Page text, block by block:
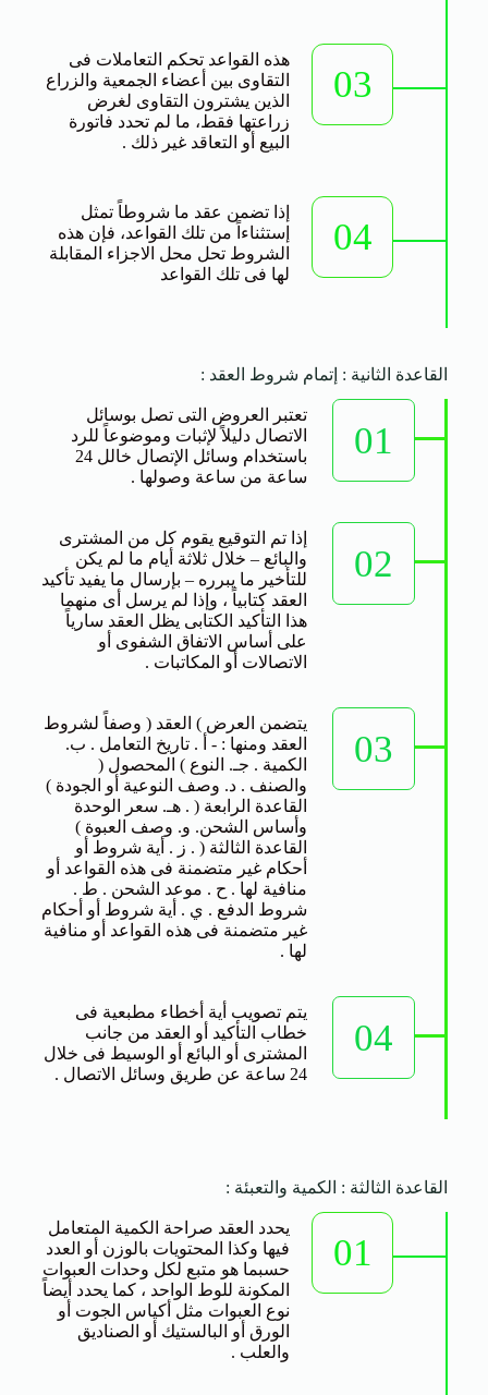
القاعدة الثانية : إتمام شروط العقد :
01
تعتبر العروض التى تصل بوسائل
الاتصال دليلاً لإثبات وموضوعاً للرد
باستخدام وسائل الإتصال خالل 24
ساعة من ساعة وصولها .
02
إذا تم التوقيع يقوم كل من المشترى
والبائع – خلال ثلاثة أيام ما لم يكن
للتأخير ما يبرره – بإرسال ما يفيد تأكيد
العقد كتابياً ، وإذا لم يرسل أى منهما
هذا التأكيد الكتابى يظل العقد سارياً
على أساس الاتفاق الشفوى أو
الاتصالات أو المكاتبات .
03
يتضمن العرض ) العقد ( وصفاً لشروط
العقد ومنها : - أ . تاريخ التعامل . ب.
الكمية . جـ. النوع ) المحصول (
والصنف . د. وصف النوعية أو الجودة )
القاعدة الرابعة ( . هـ. سعر الوحدة
وأساس الشحن. و. وصف العبوة )
القاعدة الثالثة ( . ز . أية شروط أو
أحكام غير متضمنة فى هذه القواعد أو
منافية لها . ح . موعد الشحن . ط .
شروط الدفع . ي . أية شروط أو أحكام
غير متضمنة فى هذه القواعد أو منافية
لها .
04
يتم تصويب أية أخطاء مطبعية فى
خطاب التأكيد أو العقد من جانب
المشترى أو البائع أو الوسيط فى خلال
24 ساعة عن طريق وسائل الاتصال .
03
هذه القواعد تحكم التعاملات فى
التقاوى بين أعضاء الجمعية والزراع
الذين يشترون التقاوى لغرض
زراعتها فقط، ما لم تحدد فاتورة
البيع أو التعاقد غير ذلك .
04
إذا تضمن عقد ما شروطاً تمثل
إستثناءاً من تلك القواعد، فإن هذه
الشروط تحل محل الاجزاء المقابلة
لها فى تلك القواعد
القاعدة الثالثة : الكمية والتعبئة :
01
يحدد العقد صراحة الكمية المتعامل
فيها وكذا المحتويات بالوزن أو العدد
حسبما هو متبع لكل وحدات العبوات
المكونة للوط الواحد ، كما يحدد أيضاً
نوع العبوات مثل أكياس الجوت أو
الورق أو البالستيك أو الصناديق
والعلب .